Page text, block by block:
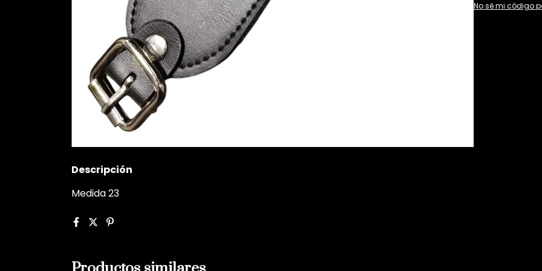
No sé mi código
Descripción
Medida 23